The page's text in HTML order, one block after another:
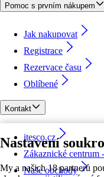
Nastavení
My a našich 18 partnerů
Pomoc s prvním nákupem
Jak nakupovat
Registrace
Rezervace času
Oblíbené
Kontakt
itesco.cz
Zákaznické centrum
Naše obchody